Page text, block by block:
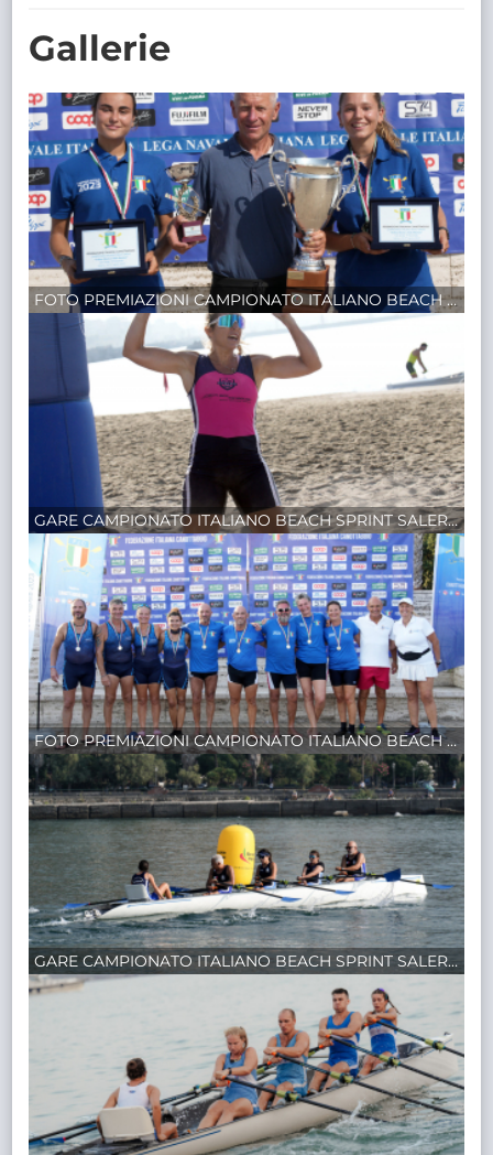
Gallerie
FOTO PREMIAZIONI CAMPIONATO ITALIANO BEACH SPRINT SALERNO 2023
GARE CAMPIONATO ITALIANO BEACH SPRINT SALERNO
FOTO PREMIAZIONI CAMPIONATO ITALIANO BEACH SPRINT SALERNO 2023
GARE CAMPIONATO ITALIANO BEACH SPRINT SALERNO